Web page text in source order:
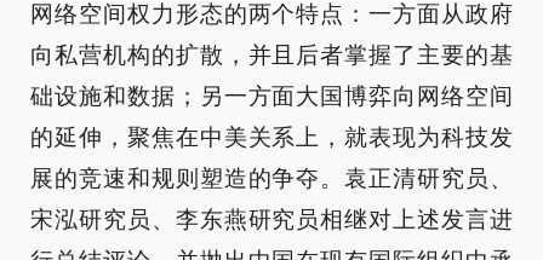
网络空间权力形态的两个特点：一方面从政府
向私营机构的扩散，并且后者掌握了主要的基
础设施和数据；另一方面大国博弈向网络空间
的延伸，聚焦在中美关系上，就表现为科技发
展的竞速和规则塑造的争夺。袁正清研究员、
宋泓研究员、李东燕研究员相继对上述发言进